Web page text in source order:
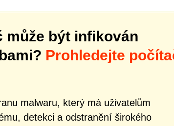
může být infikován
Prohledejte
malwaru, který má uživatelům
detekci a odstranění širokého